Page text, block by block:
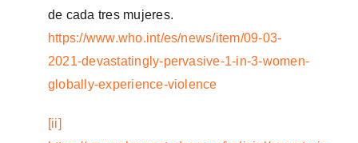
de cada tres mujeres.
https://www.who.int/es/news/item/09-03-
2021-devastatingly-pervasive-1-in-3-women-
globally-experience-violence
[ii]